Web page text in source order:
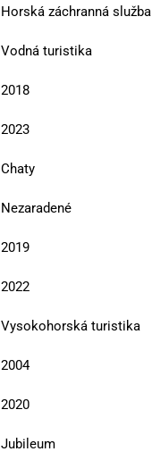
Horská záchranná služba
Vodná turistika
2018
2023
Chaty
Nezaradené
2019
2022
Vysokohorská turistika
2004
2020
Jubileum